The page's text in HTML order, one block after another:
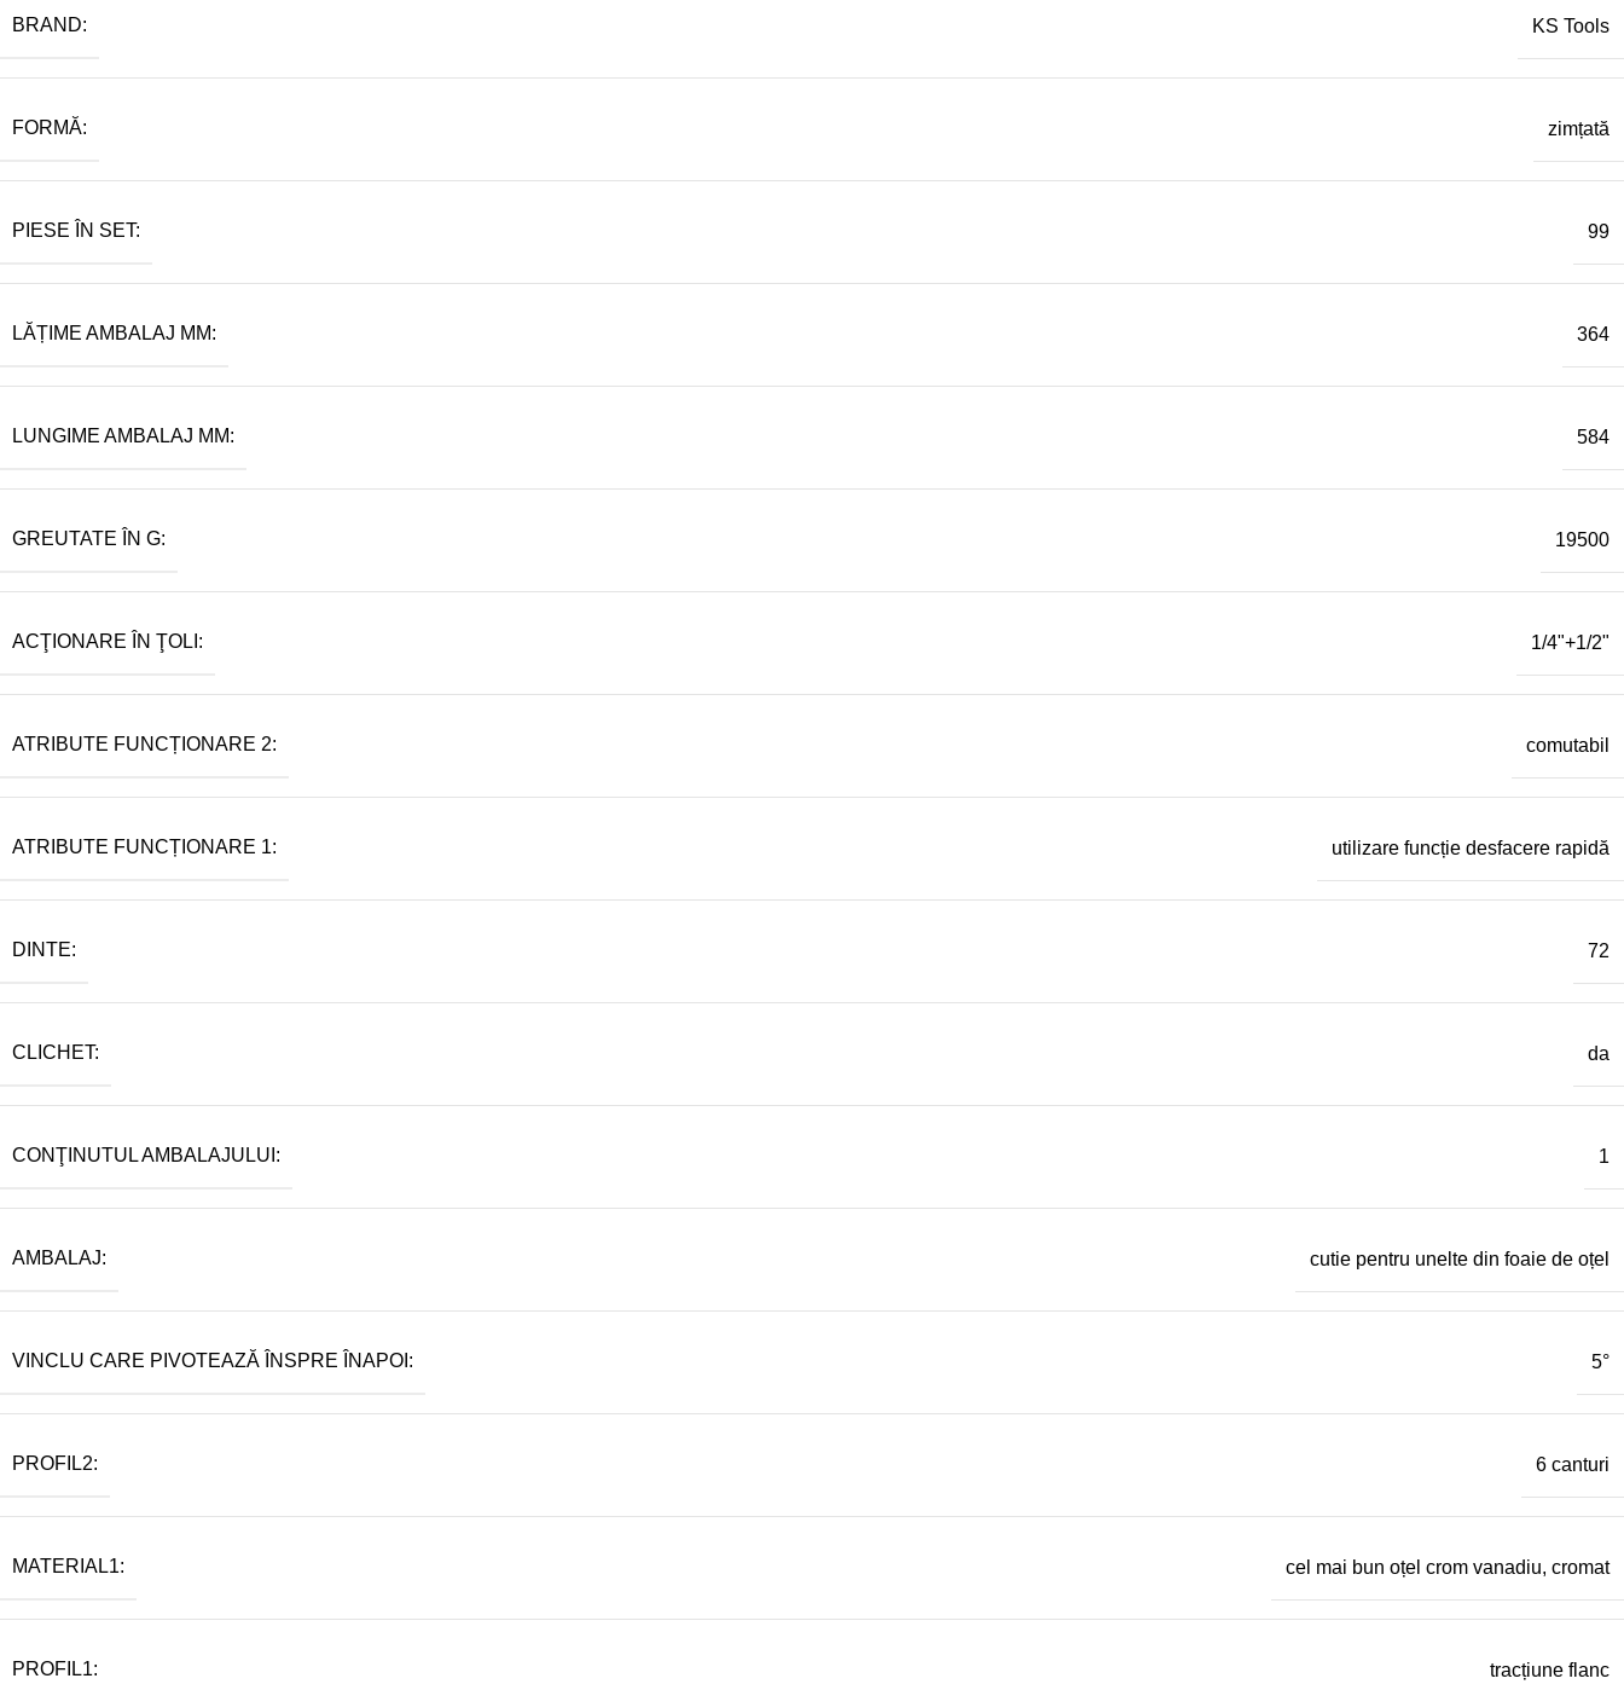
BRAND: KS Tools
FORMĂ: zimțată
PIESE ÎN SET: 99
LĂȚIME AMBALAJ MM: 364
LUNGIME AMBALAJ MM: 584
GREUTATE ÎN G: 19500
ACŢIONARE ÎN ŢOLI: 1/4"+1/2"
ATRIBUTE FUNCȚIONARE 2: comutabil
ATRIBUTE FUNCȚIONARE 1: utilizare funcție desfacere rapidă
DINTE: 72
CLICHET: da
CONŢINUTUL AMBALAJULUI: 1
AMBALAJ: cutie pentru unelte din foaie de oțel
VINCLU CARE PIVOTEAZĂ ÎNSPRE ÎNAPOI: 5°
PROFIL2: 6 canturi
MATERIAL1: cel mai bun oțel crom vanadiu, cromat
PROFIL1: tracțiune flanc